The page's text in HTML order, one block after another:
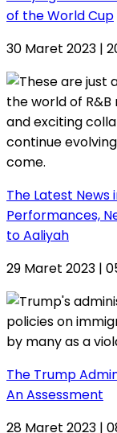
of the World Cup
30 Maret 2023 |
The Latest News
Performances,
to Aaliyah
29 Maret 2023 |
The Trump
An Assessment
28 Maret 2023 |